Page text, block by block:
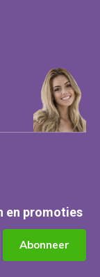
en promoties
Abonneer